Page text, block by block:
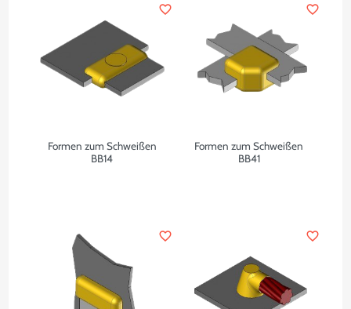
Formen zum Schweißen
BB14
favorite_border
Formen zum Schweißen
BB41
favorite_border
favorite_border favorite_border